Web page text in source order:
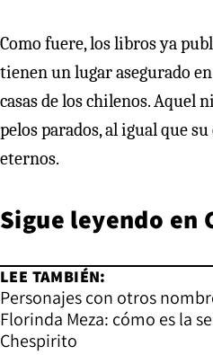
Como fuere, los libros ya
tienen un lugar asegurado
casas de los chilenos. Aquel
pelos parados, al igual que
eternos.
Sigue leyendo en
LEE TAMBIÉN:
Personajes con otros
Florinda Meza: cómo es la
Chespirito